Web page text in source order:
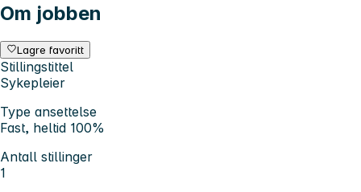
Om jobben
Lagre favoritt
Stillingstittel
Sykepleier
Type ansettelse
Fast, heltid 100%
Antall stillinger
1